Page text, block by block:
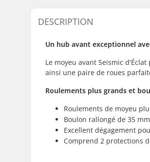
DESCRIPTION
Un hub avant exceptionnel
Le moyeu avant Seismic
ainsi une paire de roues
Roulements plus grands et
Roulements de moyeu
Boulon rallongé de 35
Excellent dégagement
Comprend 2 protections